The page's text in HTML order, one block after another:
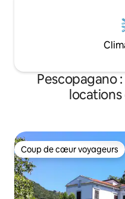
Pescopagano
Coup de cœur voyageurs
Coup de cœur voyageurs